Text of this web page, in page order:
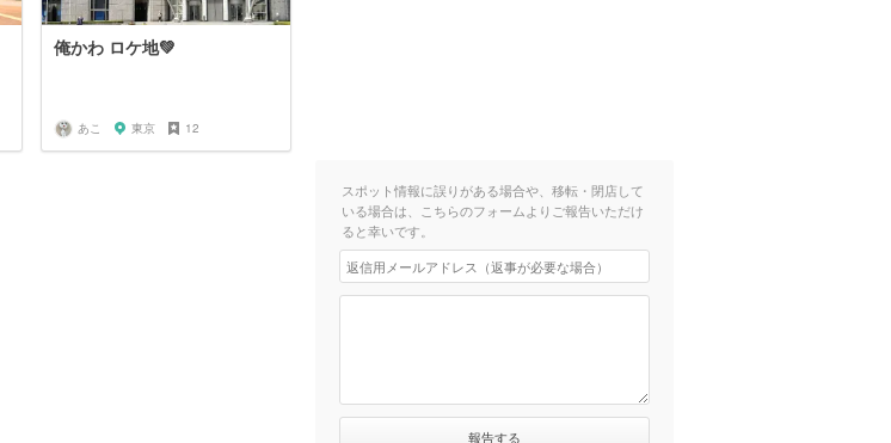
俺かわ ロケ地💚
あこ 東京 12
スポット情報に誤りがある場合や、移転・閉店して
いる場合は、こちらのフォームよりご報告いただけ
ると幸いです。